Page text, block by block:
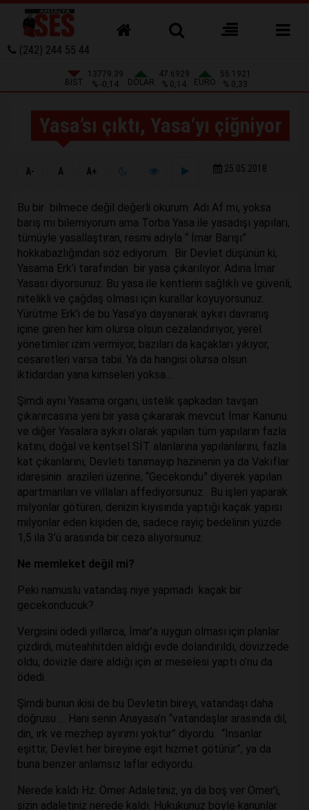
(242) 244 55 44
BIST
13779.39
% -0,14
DOLAR
47.6929
% 0,14
EURO
55.1921
% 0,33
Yasa’sı çıktı, Yasa’yı çiğniyor
A- A A+ 25.05.2018
Bu bir bilmece değil değerli okurum. Adı Af mı, yoksa
barış mı bilemiyorum ama Torba Yasa ile yasadışı yapıları,
tümüyle yasallaştıran, resmi adıyla “ İmar Barışı”
hokkabazlığından söz ediyorum. Bir Devlet düşünün ki;
Yasama Erk’i tarafından bir yasa çıkarılıyor. Adına İmar
Yasası diyorsunuz. Bu yasa ile kentlerin sağlıklı ve güvenli,
nitelikli ve çağdaş olması için kurallar koyuyorsunuz.
Yürütme Erk’i de bu Yasa’ya dayanarak aykırı davranış
içine giren her kim olursa olsun cezalandırıyor, yerel
yönetimler izim vermiyor, bazıları da kaçakları yıkıyor,
cesaretleri varsa tabii. Ya da hangisi olursa olsun
iktidardan yana kimseleri yoksa…
Şimdi aynı Yasama organı, üstelik şapkadan tavşan
çıkarırcasına yeni bir yasa çıkararak mevcut İmar Kanunu
ve diğer Yasalara aykırı olarak yapılan tüm yapıların fazla
katını, doğal ve kentsel SİT alanlarına yapılanlarını, fazla
kat çıkanlarını, Devleti tanımayıp hazinenin ya da Vakıflar
idaresinin arazileri üzerine, “Gecekondu” diyerek yapılan
apartmanları ve villaları affediyorsunuz. Bu işleri yaparak
milyonlar götüren, denizin kıyısında yaptığı kaçak yapısı
milyonlar eden kişiden de, sadece rayiç bedelinin yüzde
1,5 ila 3’ü arasında bir ceza alıyorsunuz.
Ne memleket değil mi?
Peki namuslu vatandaş niye yapmadı kaçak bir
gecekonducuk?
Vergisini ödedi yıllarca, İmar’a ıuygun olması için planlar
çizdirdi, müteahhitden aldığı evde dolandırıldı, dövizzede
oldu, dövizle daire aldığı için ar meselesi yaptı o’nu da
ödedi.
Şimdi bunun ikisi de bu Devletin bireyi, vatandaşı daha
doğrusu … Hani senin Anayasa’n “vatandaşlar arasında dil,
din, ırk ve mezhep ayırımı yoktur” diyordu. “İnsanlar
eşittir, Devlet her bireyine eşit hizmet götürür”, ya da
buna benzer anlamsız laflar ediyordu.
Nerede kaldı Hz. Ömer Adaletiniz, ya da boş ver Ömer’i,
sizin adaletiniz nerede kaldı. Hukukunuz böyle kanunlar